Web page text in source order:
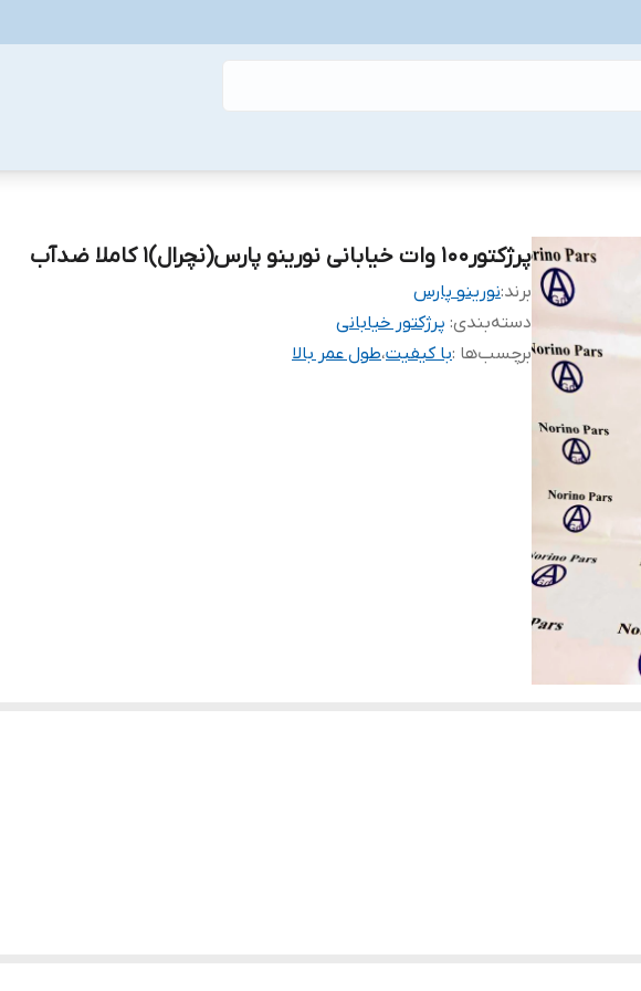
پرژکتور۱۰۰ وات خیابانی نورینو پارس(نچرال)۱ کاملا ضدآب
برند:نورینو پارس
دسته‌بندی: پرژکتور خیابانی
برچسب‌ها :با کیفیت،طول عمر بالا